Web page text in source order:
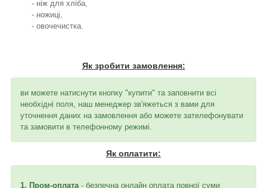
- ніж для хліба,
- ножиці,
- овочечистка.
Як зробити замовлення:
ви можете натиснути кнопку "купити" та заповнити всі
необхідні поля, наш менеджер зв'яжеться з вами для
уточнення даних на замовлення або можете зателефонувати
та замовити в телефонному режимі.
Як оплатити:
1. Пром-оплата - безпечна онлайн оплата повної суми